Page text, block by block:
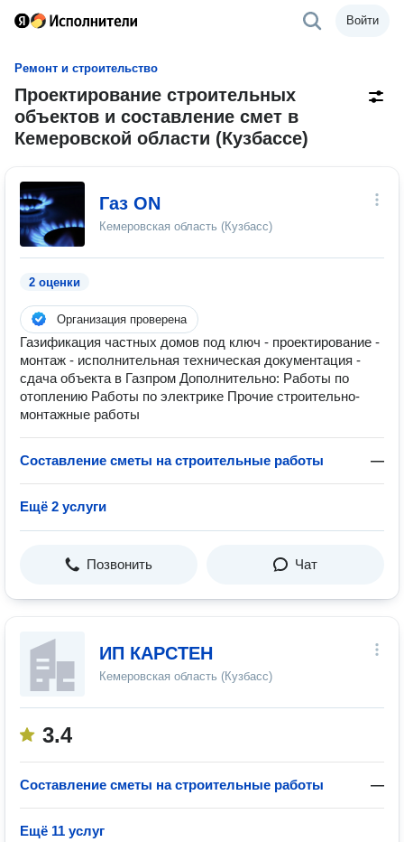
Войти
Ремонт и строительство
Проектирование строительных
объектов и составление смет в
Кемеровской области (Кузбассе)
Газ ON
Кемеровская область (Кузбасс)
2 оценки
Организация проверена
Газификация частных домов под ключ - проектирование -
монтаж - исполнительная техническая документация -
сдача объекта в Газпром Дополнительно: Работы по
отоплению Работы по электрике Прочие строительно-
монтажные работы
Составление сметы на строительные работы —
Ещё 2 услуги
Позвонить Чат
ИП КАРСТЕН
Кемеровская область (Кузбасс)
3.4
Составление сметы на строительные работы —
Ещё 11 услуг